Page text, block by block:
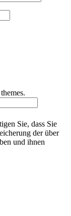
Sie, dass Sie
der über
und ihnen